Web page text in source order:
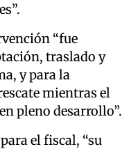
“fue
traslado y
y para la
mientras el
pleno desarrollo”.
el fiscal, “su